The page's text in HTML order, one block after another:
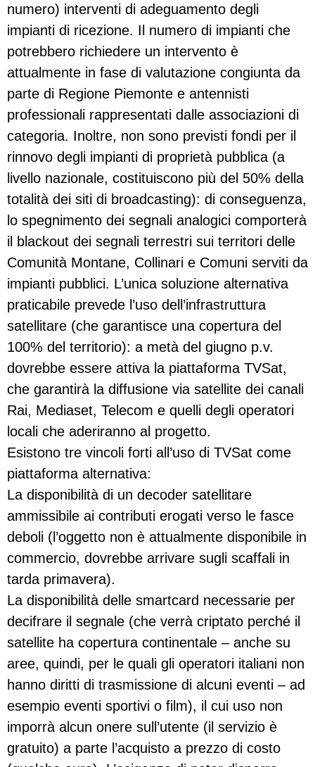
numero) interventi di adeguamento degli
impianti di ricezione. Il numero di impianti che
potrebbero richiedere un intervento è
attualmente in fase di valutazione congiunta da
parte di Regione Piemonte e antennisti
professionali rappresentati dalle associazioni di
categoria. Inoltre, non sono previsti fondi per il
rinnovo degli impianti di proprietà pubblica (a
livello nazionale, costituiscono più del 50% della
totalità dei siti di broadcasting): di conseguenza,
lo spegnimento dei segnali analogici comporterà
il blackout dei segnali terrestri sui territori delle
Comunità Montane, Collinari e Comuni serviti da
impianti pubblici. L’unica soluzione alternativa
praticabile prevede l’uso dell’infrastruttura
satellitare (che garantisce una copertura del
100% del territorio): a metà del giugno p.v.
dovrebbe essere attiva la piattaforma TVSat,
che garantirà la diffusione via satellite dei canali
Rai, Mediaset, Telecom e quelli degli operatori
locali che aderiranno al progetto.
Esistono tre vincoli forti all’uso di TVSat come
piattaforma alternativa:
La disponibilità di un decoder satellitare
ammissibile ai contributi erogati verso le fasce
deboli (l’oggetto non è attualmente disponibile in
commercio, dovrebbe arrivare sugli scaffali in
tarda primavera).
La disponibilità delle smartcard necessarie per
decifrare il segnale (che verrà criptato perché il
satellite ha copertura continentale – anche su
aree, quindi, per le quali gli operatori italiani non
hanno diritti di trasmissione di alcuni eventi – ad
esempio eventi sportivi o film), il cui uso non
imporrà alcun onere sull’utente (il servizio è
gratuito) a parte l’acquisto a prezzo di costo